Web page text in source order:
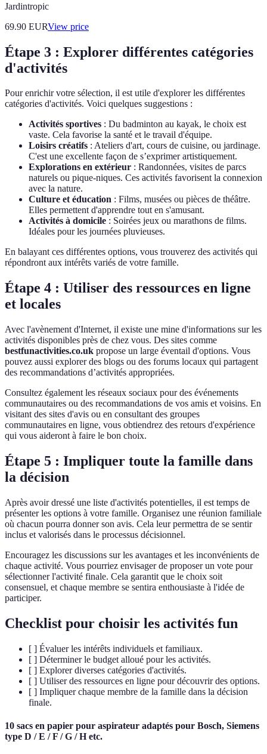
Jardintropic
69.90 EURView price
Étape 3 : Explorer différentes catégories
d'activités
Pour enrichir votre sélection, il est utile d'explorer les différentes
catégories d'activités. Voici quelques suggestions :
Activités sportives : Du badminton au kayak, le choix est
vaste. Cela favorise la santé et le travail d'équipe.
Loisirs créatifs : Ateliers d'art, cours de cuisine, ou jardinage.
C'est une excellente façon de s’exprimer artistiquement.
Explorations en extérieur : Randonnées, visites de parcs
naturels ou pique-niques. Ces activités favorisent la connexion
avec la nature.
Culture et éducation : Films, musées ou pièces de théâtre.
Elles permettent d'apprendre tout en s'amusant.
Activités à domicile : Soirées jeux ou marathons de films.
Idéales pour les journées pluvieuses.
En balayant ces différentes options, vous trouverez des activités qui
répondront aux intérêts variés de votre famille.
Étape 4 : Utiliser des ressources en ligne
et locales
Avec l'avènement d'Internet, il existe une mine d'informations sur les
activités disponibles près de chez vous. Des sites comme
bestfunactivities.co.uk propose un large éventail d'options. Vous
pouvez aussi explorer des blogs ou des forums locaux qui partagent
des recommandations d’activités appropriées.
Consultez également les réseaux sociaux pour des événements
communautaires ou des recommandations de vos amis et voisins. En
visitant des sites d'avis ou en consultant des groupes
communautaires en ligne, vous obtiendrez des retours d'expérience
qui vous aideront à faire le bon choix.
Étape 5 : Impliquer toute la famille dans
la décision
Après avoir dressé une liste d'activités potentielles, il est temps de
présenter les options à votre famille. Organisez une réunion familiale
où chacun pourra donner son avis. Cela leur permettra de se sentir
inclus et valorisés dans le processus décisionnel.
Encouragez les discussions sur les avantages et les inconvénients de
chaque activité. Vous pourriez envisager de proposer un vote pour
sélectionner l'activité finale. Cela garantit que le choix soit
consensuel, et chaque membre se sentira enthousiaste à l'idée de
participer.
Checklist pour choisir les activités fun
[ ] Évaluer les intérêts individuels et familiaux.
[ ] Déterminer le budget alloué pour les activités.
[ ] Explorer diverses catégories d'activités.
[ ] Utiliser des ressources en ligne pour découvrir des options.
[ ] Impliquer chaque membre de la famille dans la décision
finale.
10 sacs en papier pour aspirateur adaptés pour Bosch, Siemens
type D / E / F / G / H etc.